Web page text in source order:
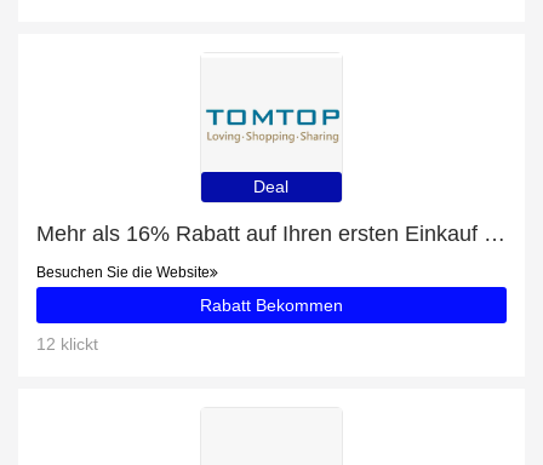
Deal
Mehr als 16% Rabatt auf Ihren ersten Einkauf plus 5% Rabatt auf Wohnzimmermöbel
Besuchen Sie die Website
Rabatt Bekommen
12 klickt